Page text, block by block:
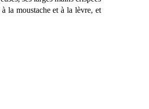
la moustache et à la lèvre, et